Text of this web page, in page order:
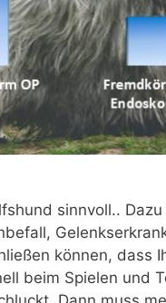
sinnvoll..
können, dass
beim Spielen und